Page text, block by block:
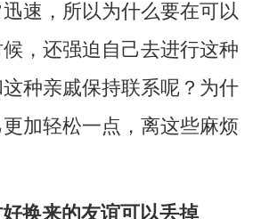
速，所以为什么要在可以
，还强迫自己去进行这种
种亲戚保持联系呢？为什
加轻松一点，离这些麻烦
换来的友谊可以丢掉